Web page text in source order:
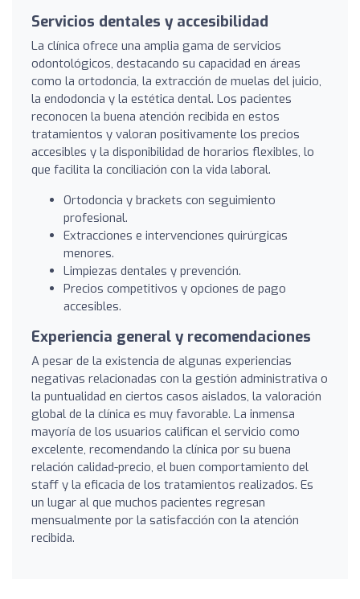
Servicios dentales y accesibilidad
La clínica ofrece una amplia gama de servicios
odontológicos, destacando su capacidad en áreas
como la ortodoncia, la extracción de muelas del juicio,
la endodoncia y la estética dental. Los pacientes
reconocen la buena atención recibida en estos
tratamientos y valoran positivamente los precios
accesibles y la disponibilidad de horarios flexibles, lo
que facilita la conciliación con la vida laboral.
Ortodoncia y brackets con seguimiento
profesional.
Extracciones e intervenciones quirúrgicas
menores.
Limpiezas dentales y prevención.
Precios competitivos y opciones de pago
accesibles.
Experiencia general y recomendaciones
A pesar de la existencia de algunas experiencias
negativas relacionadas con la gestión administrativa o
la puntualidad en ciertos casos aislados, la valoración
global de la clínica es muy favorable. La inmensa
mayoría de los usuarios califican el servicio como
excelente, recomendando la clínica por su buena
relación calidad-precio, el buen comportamiento del
staff y la eficacia de los tratamientos realizados. Es
un lugar al que muchos pacientes regresan
mensualmente por la satisfacción con la atención
recibida.